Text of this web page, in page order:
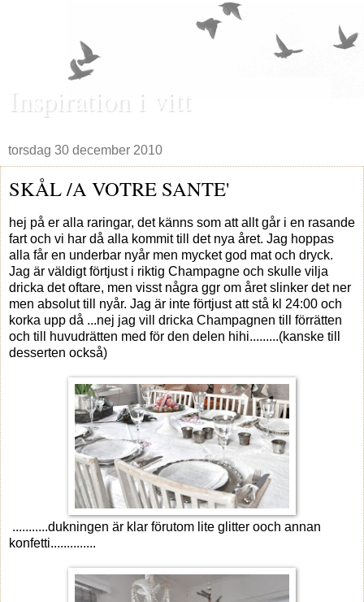
Inspiration i vitt
torsdag 30 december 2010
SKÅL /A VOTRE SANTE'
hej på er alla raringar, det känns som att allt går i en rasande
fart och vi har då alla kommit till det nya året. Jag hoppas
alla får en underbar nyår men mycket god mat och dryck.
Jag är väldigt förtjust i riktig Champagne och skulle vilja
dricka det oftare, men visst några ggr om året slinker det ner
men absolut till nyår. Jag är inte förtjust att stå kl 24:00 och
korka upp då ...nej jag vill dricka Champagnen till förrätten
och till huvudrätten med för den delen hihi.........(kanske till
desserten också)
...........dukningen är klar förutom lite glitter ooch annan
konfetti..............